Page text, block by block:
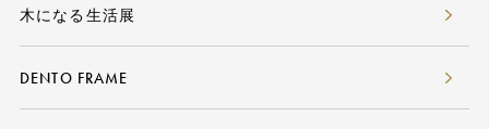
ABOUT US
木になる生活展
DENTO FRAME